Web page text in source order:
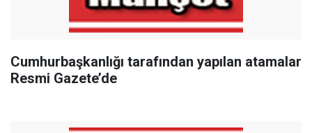
Cumhurbaşkanlığı tarafından yapılan atamalar
Resmi Gazete’de